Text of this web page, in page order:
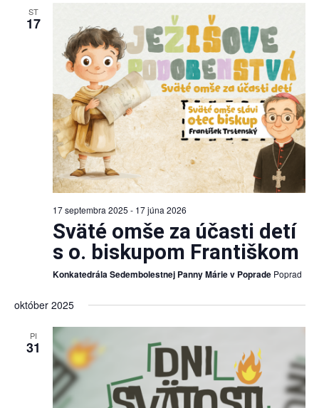
ST
17
17 septembra 2025 - 17 júna 2026
Sväté omše za účasti detí
s o. biskupom Františkom
Konkatedrála Sedembolestnej Panny Márie v Poprade Poprad
október 2025
PI
31